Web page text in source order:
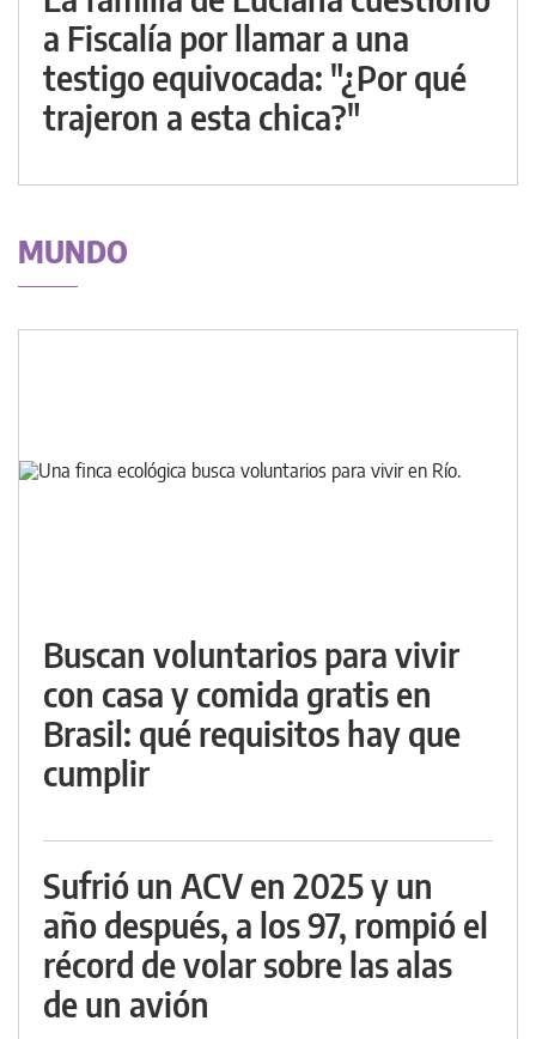
a Fiscalía por llamar a una
testigo equivocada: "¿Por qué
trajeron a esta chica?"
MUNDO
Buscan voluntarios para vivir
con casa y comida gratis en
Brasil: qué requisitos hay que
cumplir
Sufrió un ACV en 2025 y un
año después, a los 97, rompió el
récord de volar sobre las alas
de un avión